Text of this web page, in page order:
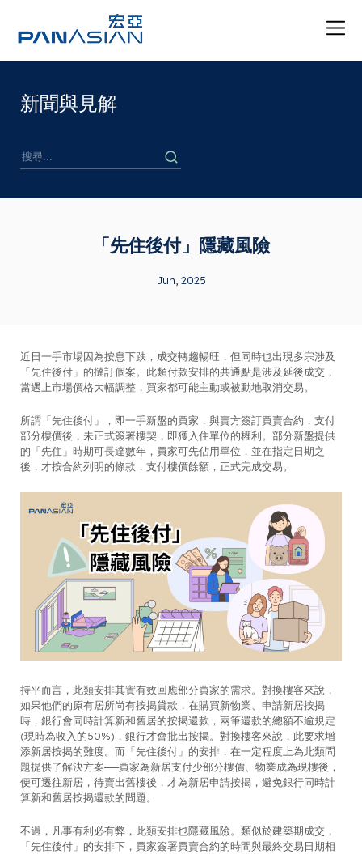
新聞與見解
「先住後付」隱藏風險
Jun, 2025
近日一手市場因為按息下跌，成交轉趨暢旺，但同時也出現多宗涉及
「先住後付」的撻訂個案。此類付款安排的共通點是涉及延後成交，
當遇上市場價格大幅調整，買家都可能主動或被動地取消交易。
所謂「先住後付」，即一手新盤的買家，與賣方簽訂買賣合約，支付
部分樓價後，未正式簽署樓契，即獲入住單位的權利。部分新盤提供
的「先住」時期可長達數年，買家可先佔用單位，並在指定日期之
後，才按合約列明的條款，支付樓價餘額，正式完成交易。
持平而言，此類安排其實有效回應部分買家的需求。對換樓客來說，
如果他們的原有居所尚有按揭貸款，在購買新物業、申請新居按揭
時，銀行會同時計算新和舊居的按揭還款，兩筆還款的總額不逾規定
(現時為收入的50%)，銀行才會批出按揭。對換樓客來說，此要求增
添新居按揭的難度。而「先住後付」的安排，在一定程度上為此類問
題提供了解決方案──買家為新居支付少部分樓價、物業成為現樓後，
便可遷往新居，待賣出舊樓後，才為新居申請按揭，避免銀行同時計
算新和舊居按揭還款的問題。
不過，凡事有利必有弊，此類安排也隱藏風險。類似於建築期成交，
「先住後付」的安排下，買家簽署買賣合約的時間與最終交易日期相